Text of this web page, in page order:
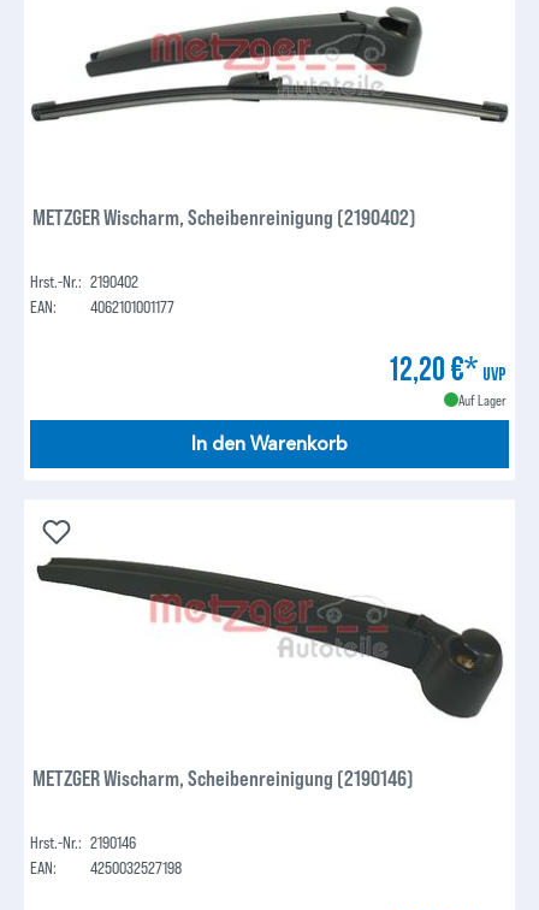
METZGER Wischarm, Scheibenreinigung (2190402)
Hrst.-Nr.: 2190402
EAN:
4062101001177
12,20 €* UVP
Auf Lager
In den Warenkorb
METZGER Wischarm, Scheibenreinigung (2190146)
Hrst.-Nr.: 2190146
EAN:
4250032527198